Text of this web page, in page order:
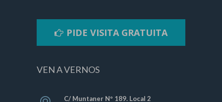
PIDE VISITA GRATUITA
VEN A VERNOS
C/ Muntaner Nº 189. Local 2